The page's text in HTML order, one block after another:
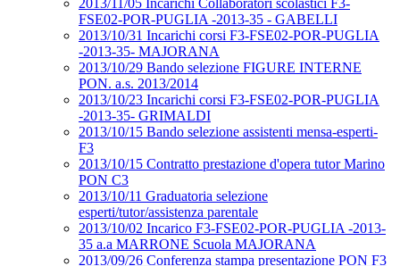
2013/11/05 Incarichi Collaboratori scolastici F3-
FSE02-POR-PUGLIA -2013-35 - GABELLI
2013/10/31 Incarichi corsi F3-FSE02-POR-PUGLIA
-2013-35- MAJORANA
2013/10/29 Bando selezione FIGURE INTERNE
PON. a.s. 2013/2014
2013/10/23 Incarichi corsi F3-FSE02-POR-PUGLIA
-2013-35- GRIMALDI
2013/10/15 Bando selezione assistenti mensa-esperti-
F3
2013/10/15 Contratto prestazione d'opera tutor Marino
PON C3
2013/10/11 Graduatoria selezione
esperti/tutor/assistenza parentale
2013/10/02 Incarico F3-FSE02-POR-PUGLIA -2013-
35 a.a MARRONE Scuola MAJORANA
2013/09/26 Conferenza stampa presentazione PON F3